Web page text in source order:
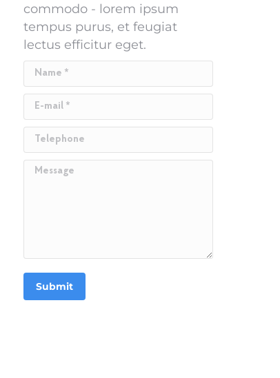
commodo - lorem ipsum
tempus purus, et feugiat
lectus efficitur eget.
Name *
E-mail *
Telephone
Message
Submit